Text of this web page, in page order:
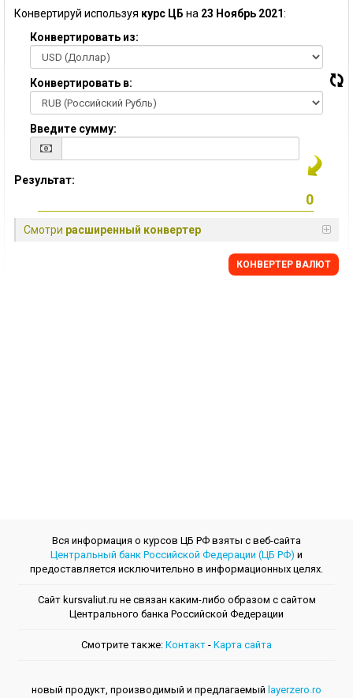
Конвертируй используя курс ЦБ на 23 Ноябрь 2021:
Конвертировать из:
Конвертировать в:
Введите сумму:
Результат:
Смотри расширенный конвертер
КОНВЕРТЕР ВАЛЮТ
Вся информация о курсов ЦБ РФ взяты с веб-сайта
Центральный банк Российской Федерации (ЦБ РФ) и
предоставляется исключительно в информационных целях.
Сайт kursvaliut.ru не связан каким-либо образом с сайтом
Центрального банкa Российской Федерации
Смотрите также: Контакт - Kарта сайта
новый продукт, производимый и предлагаемый layerzero.ro